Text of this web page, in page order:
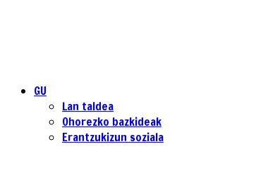
GU
Lan taldea
Ohorezko bazkideak
Erantzukizun soziala